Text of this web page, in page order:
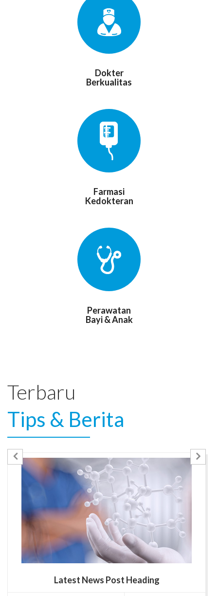
Dokter
Berkualitas
Farmasi
Kedokteran
Perawatan
Bayi & Anak
Terbaru
Tips & Berita
Latest News Post Heading
Previous